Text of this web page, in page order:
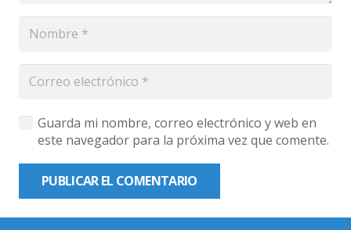
Guarda mi nombre, correo electrónico y web en
este navegador para la próxima vez que comente.
PUBLICAR EL COMENTARIO